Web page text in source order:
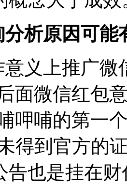
分析原因可能
意义上推广微
面微信红包
呷哺的第一
得到官方的
告也是挂在